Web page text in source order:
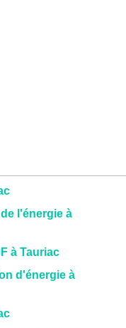
l'énergie à
à Tauriac
d'énergie à